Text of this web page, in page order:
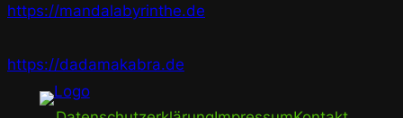
https://mandalabyrinthe.de
https://dadamakabra.de